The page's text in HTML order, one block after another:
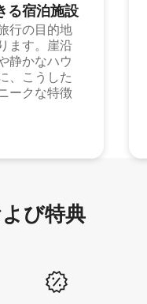
る宿⁠泊施⁠設
行の目的地
ます。崖沿
静かなハウ
、こうした
ークな特徴
び特⁠典